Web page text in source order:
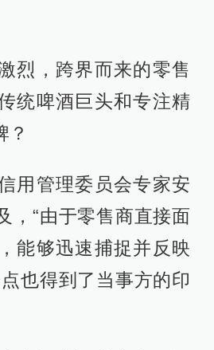
烈，跨界而来的零售
统啤酒巨头和专注精
？
用管理委员会专家安
，“由于零售商直接面
能够迅速捕捉并反映
也得到了当事方的印